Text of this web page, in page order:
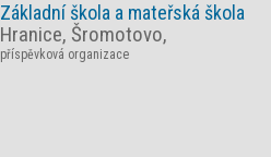
Základní škola a mateřská škola
Hranice, Šromotovo,
příspěvková organizace